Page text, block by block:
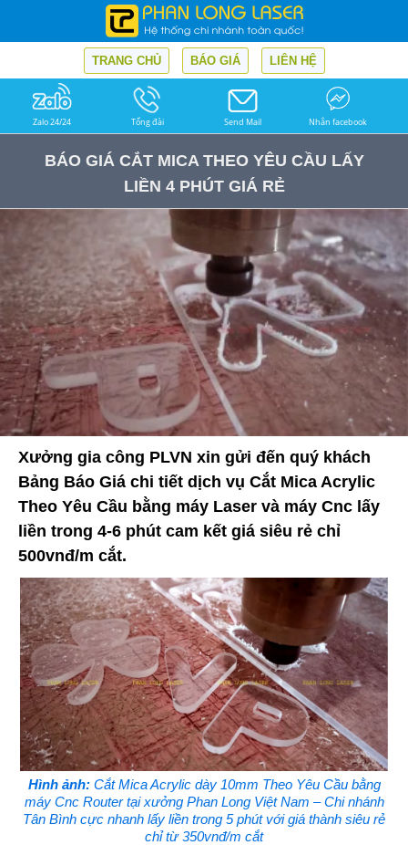
TRANG CHỦ BÁO GIÁ LIÊN HỆ
Zalo 24/24 Tổng đài Send Mail Nhắn facebook
BÁO GIÁ CẮT MICA THEO YÊU CẦU LẤY
LIỀN 4 PHÚT GIÁ RẺ
Xưởng gia công PLVN xin gửi đến quý khách
Bảng Báo Giá chi tiết dịch vụ Cắt Mica Acrylic
Theo Yêu Cầu bằng máy Laser và máy Cnc lấy
liền trong 4-6 phút cam kết giá siêu rẻ chỉ
500vnđ/m cắt.
Hình ảnh:Cắt Mica Acrylic dày 10mm Theo Yêu Cầu bằng
máy Cnc Router tại xưởng Phan Long Việt Nam – Chi nhánh
Tân Bình cực nhanh lấy liền trong 5 phút với giá thành siêu rẻ
chỉ từ 350vnđ/m cắt